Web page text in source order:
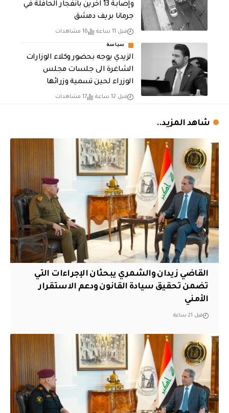
وإصابة 13 اخرين بانفجار الحافلة في
جرمانا بريف دمشق
قبل 11 ساعة 16 مشاهدات
سياسة
الزيدي يوجه بحضور وكلاء الوزارات
الشاغرة الى جلسات مجلس
الوزراء لحين تسمية وزرائها
قبل 12 ساعة 17 مشاهدات
شاهد المزيد..
القاضي زيدان والشمري يبحثان الإجراءات التي
تضمن تحقيق سيادة القانون ودعم الاستقرار
الأمني
قبل 21 ساعة